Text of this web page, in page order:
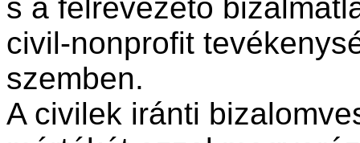
s a félrevezető
civil-nonprofit
szemben.
A civilek iránti